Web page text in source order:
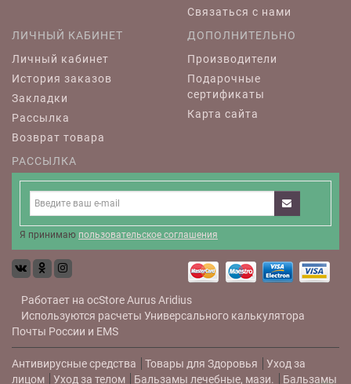
Связаться с нами
ЛИЧНЫЙ КАБИНЕТ
Личный кабинет
История заказов
Закладки
Рассылка
Возврат товара
ДОПОЛНИТЕЛЬНО
Производители
Подарочные
сертификаты
Карта сайта
РАССЫЛКА
Я принимаю пользовательское соглашения
Работает на ocStoreAurusAridius
Используются расчеты Универсального калькулятора
Почты России и EMS
Антивирусные средства Товары для Здоровья
Уход за
лицом
Уход за телом Бальзамы лечебные, мази. Бальзамы